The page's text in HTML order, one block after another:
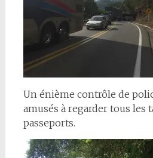
Un énième contrôle de
amusés à regarder tous les
passeports.